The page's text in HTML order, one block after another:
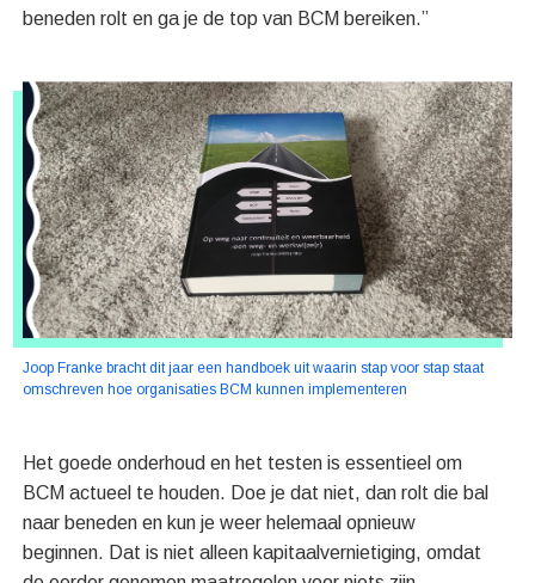
beneden rolt en ga je de top van BCM bereiken.”
Joop Franke bracht dit jaar een handboek uit waarin stap voor stap staat
omschreven hoe organisaties BCM kunnen implementeren
Het goede onderhoud en het testen is essentieel om
BCM actueel te houden. Doe je dat niet, dan rolt die bal
naar beneden en kun je weer helemaal opnieuw
beginnen. Dat is niet alleen kapitaalvernietiging, omdat